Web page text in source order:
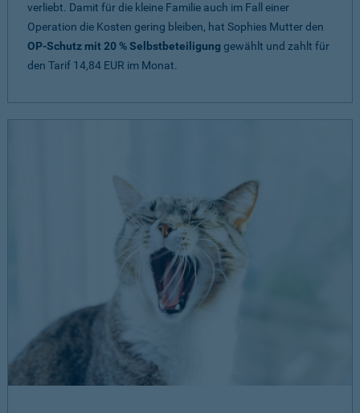
verliebt. Damit für die kleine Familie auch im Fall einer
Operation die Kosten gering bleiben, hat Sophies Mutter den
OP-Schutz mit 20 % Selbstbeteiligung gewählt und zahlt für
den Tarif 14,84 EUR im Monat.